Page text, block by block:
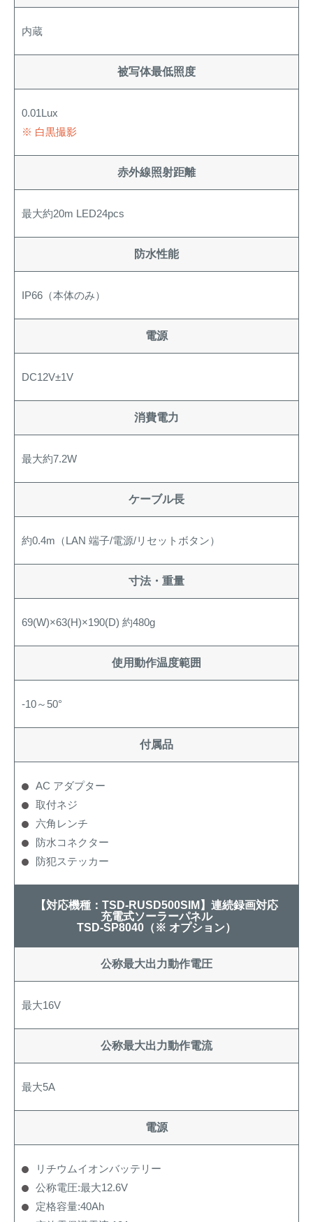
内蔵
被写体最低照度
0.01Lux
※ 白黒撮影
赤外線照射距離
最大約20m LED24pcs
防水性能
IP66（本体のみ）
電源
DC12V±1V
消費電力
最大約7.2W
ケーブル長
約0.4m（LAN 端⼦/電源/リセットボタン）
寸法・重量
69(W)×63(H)×190(D) 約480g
使用動作温度範囲
-10～50°
付属品
AC アダプター
取付ネジ
六角レンチ
防水コネクター
防犯ステッカー
【対応機種：TSD-RUSD500SIM】連続録画対応
充電式ソーラーパネル
TSD-SP8040（※ オプション）
公称最大出力動作電圧
最大16V
公称最大出力動作電流
最大5A
電源
リチウムイオンバッテリー
公称電圧:最大12.6V
定格容量:40Ah